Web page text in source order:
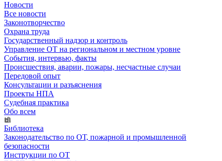
Новости
Все новости
Законотворчество
Охрана труда
Государственный надзор и контроль
Управление ОТ на региональном и местном уровне
События, интервью, факты
Происшествия, аварии, пожары, несчастные случаи
Передовой опыт
Консультации и разъяснения
Проекты НПА
Судебная практика
Обо всем
Библиотека
Законодательство по ОТ, пожарной и промышленной
безопасности
Инструкции по ОТ